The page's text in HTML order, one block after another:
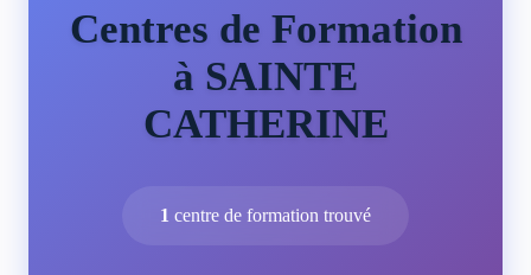
Centres de Formation
à SAINTE
CATHERINE
1 centre de formation trouvé